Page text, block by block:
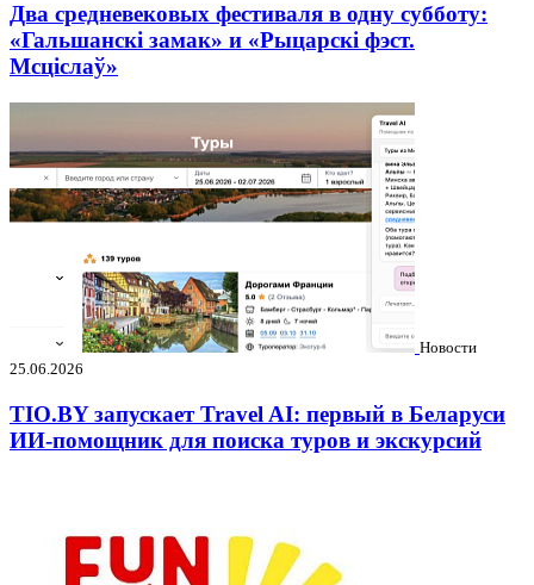
Два средневековых фестиваля в одну субботу:
«Гальшанскі замак» и «Рыцарскі фэст.
Мсціслаў»
Новости
25.06.2026
TIO.BY запускает Travel AI: первый в Беларуси
ИИ-помощник для поиска туров и экскурсий